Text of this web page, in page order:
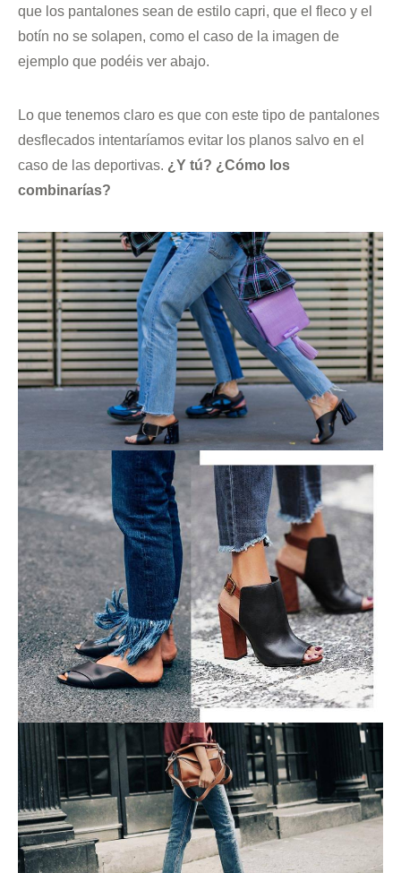
que los pantalones sean de estilo capri, que el fleco y el
botín no se solapen, como el caso de la imagen de
ejemplo que podéis ver abajo.
Lo que tenemos claro es que con este tipo de pantalones
desflecados intentaríamos evitar los planos salvo en el
caso de las deportivas. ¿Y tú? ¿Cómo los
combinarías?